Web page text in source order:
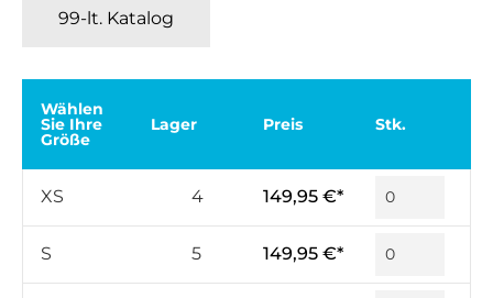
99-lt. Katalog
Wählen
Sie Ihre
Größe
Lager Preis Stk.
XS 4 149,95 €*
S 5 149,95 €*